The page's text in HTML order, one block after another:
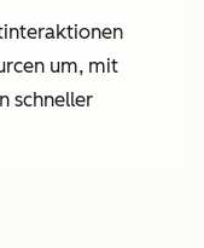
um, mit
schneller